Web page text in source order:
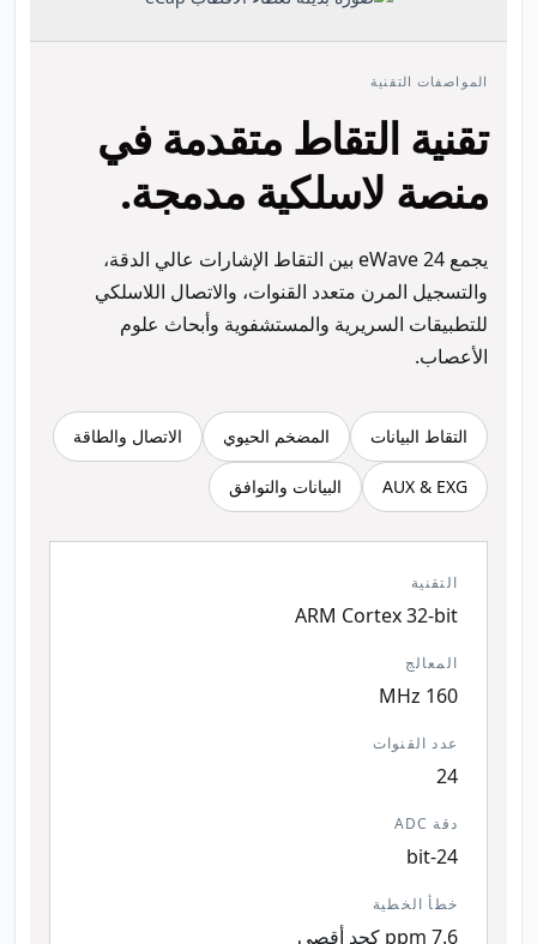
المواصفات التقنية
تقنية التقاط متقدمة في
منصة لاسلكية مدمجة.
يجمع eWave 24 بين التقاط الإشارات عالي الدقة،
والتسجيل المرن متعدد القنوات، والاتصال اللاسلكي
للتطبيقات السريرية والمستشفوية وأبحاث علوم
الأعصاب.
التقاط البيانات المضخم الحيوي الاتصال والطاقة
AUX & EXG البيانات والتوافق
التقنية
ARM Cortex 32-bit
المعالج
160 MHz
عدد القنوات
24
دقة ADC
24-bit
خطأ الخطية
7.6 ppm كحد أقصى